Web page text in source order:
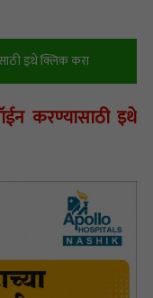
इथे क्लिक करा
करण्यासाठी इथे